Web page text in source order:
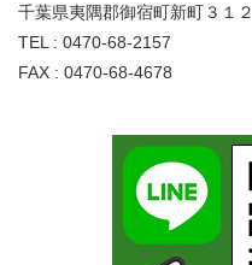
千葉県夷隅郡御宿町新町３１２
TEL : 0470-68-2157
FAX : 0470-68-4678